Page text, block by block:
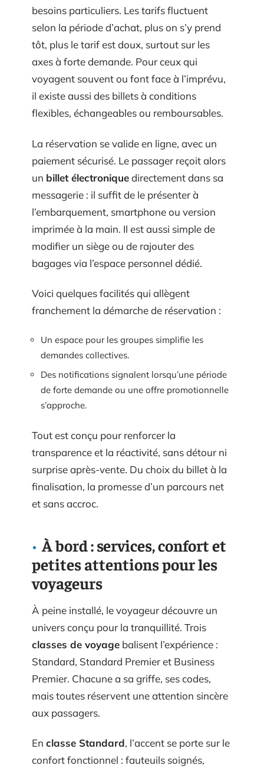
besoins particuliers. Les tarifs fluctuent
selon la période d’achat, plus on s’y prend
tôt, plus le tarif est doux, surtout sur les
axes à forte demande. Pour ceux qui
voyagent souvent ou font face à l’imprévu,
il existe aussi des billets à conditions
flexibles, échangeables ou remboursables.
La réservation se valide en ligne, avec un
paiement sécurisé. Le passager reçoit alors
un billet électroniquedirectement dans sa
messagerie : il suffit de le présenter à
l’embarquement, smartphone ou version
imprimée à la main. Il est aussi simple de
modifier un siège ou de rajouter des
bagages via l’espace personnel dédié.
Voici quelques facilités qui allègent
franchement la démarche de réservation :
Un espace pour les groupes simplifie les
demandes collectives.
Des notifications signalent lorsqu’une période
de forte demande ou une offre promotionnelle
s’approche.
Tout est conçu pour renforcer la
transparence et la réactivité, sans détour ni
surprise après-vente. Du choix du billet à la
finalisation, la promesse d’un parcours net
et sans accroc.
À bord : services, confort et
petites attentions pour les
voyageurs
À peine installé, le voyageur découvre un
univers conçu pour la tranquillité. Trois
classes de voyage balisent l’expérience :
Standard, Standard Premier et Business
Premier. Chacune a sa griffe, ses codes,
mais toutes réservent une attention sincère
aux passagers.
En classe Standard, l’accent se porte sur le
confort fonctionnel : fauteuils soignés,